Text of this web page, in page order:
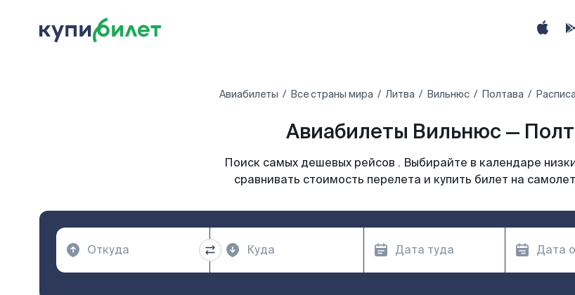
Авиабилеты Все страны мира Литва Вильнюс Полтава
Авиабилеты Вильнюс —
Поиск самых дешевых рейсов . Выбирайте в календаре
сравнивать стоимость перелета и купить билет на